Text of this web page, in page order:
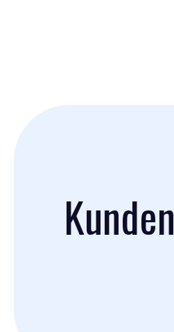
Kunden